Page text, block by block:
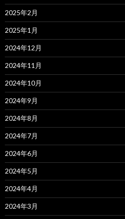
2025年2月
2025年1月
2024年12月
2024年11月
2024年10月
2024年9月
2024年8月
2024年7月
2024年6月
2024年5月
2024年4月
2024年3月